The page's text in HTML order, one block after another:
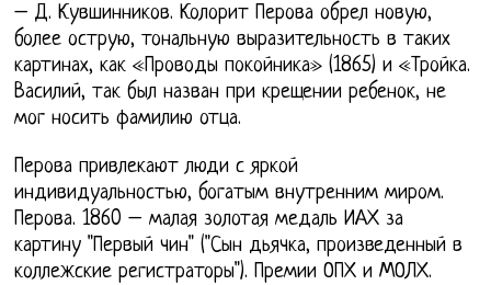
– Д. Кувшинников. Колорит Перова обрел новую,
более острую, тональную выразительность в таких
картинах, как «Проводы покойника» (1865) и «Тройка.
Василий, так был назван при крещении ребенок, не
мог носить фамилию отца.
Перова привлекают люди с яркой
индивидуальностью, богатым внутренним миром.
Перова. 1860 – малая золотая медаль ИАХ за
картину "Первый чин" ("Сын дьячка, произведенный в
коллежские регистраторы"). Премии ОПХ и МОЛХ.